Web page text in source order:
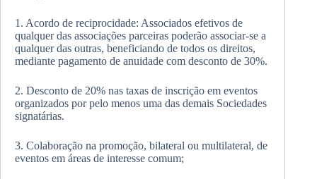
1. Acordo de reciprocidade: Associados efetivos de
qualquer das associações parceiras poderão associar-se a
qualquer das outras, beneficiando de todos os direitos,
mediante pagamento de anuidade com desconto de 30%.
2. Desconto de 20% nas taxas de inscrição em eventos
organizados por pelo menos uma das demais Sociedades
signatárias.
3. Colaboração na promoção, bilateral ou multilateral, de
eventos em áreas de interesse comum;